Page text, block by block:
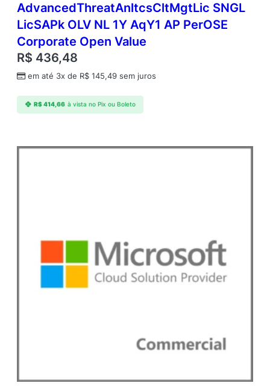
AdvancedThreatAnltcsCltMgtLic SNGL
LicSAPk OLV NL 1Y AqY1 AP PerOSE
Corporate Open Value
R$ 436,48
em até 3x de R$ 145,49 sem juros
R$414,66 à vista no Pix ou Boleto